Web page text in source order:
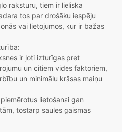
raksturu, tiem ir lieliska
tos par drošāku iespēju
vai lietojumos, kur ir bažas
ir ļoti izturīgas pret
un citiem vides faktoriem,
un minimālu krāsas maiņu
lietošanai gan
tostarp saules gaismas